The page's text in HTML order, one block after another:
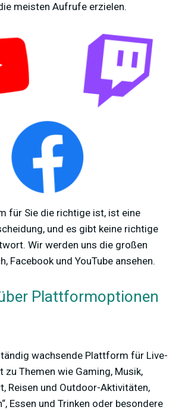
meisten Aufrufe erzielen.
für Sie die richtige ist, ist eine
und es gibt keine richtige
Wir werden uns die großen
Facebook und YouTube ansehen.
Plattformoptionen
wachsende Plattform für Live-
zu Themen wie Gaming, Musik,
Reisen und Outdoor-Aktivitäten,
Essen und Trinken oder besondere